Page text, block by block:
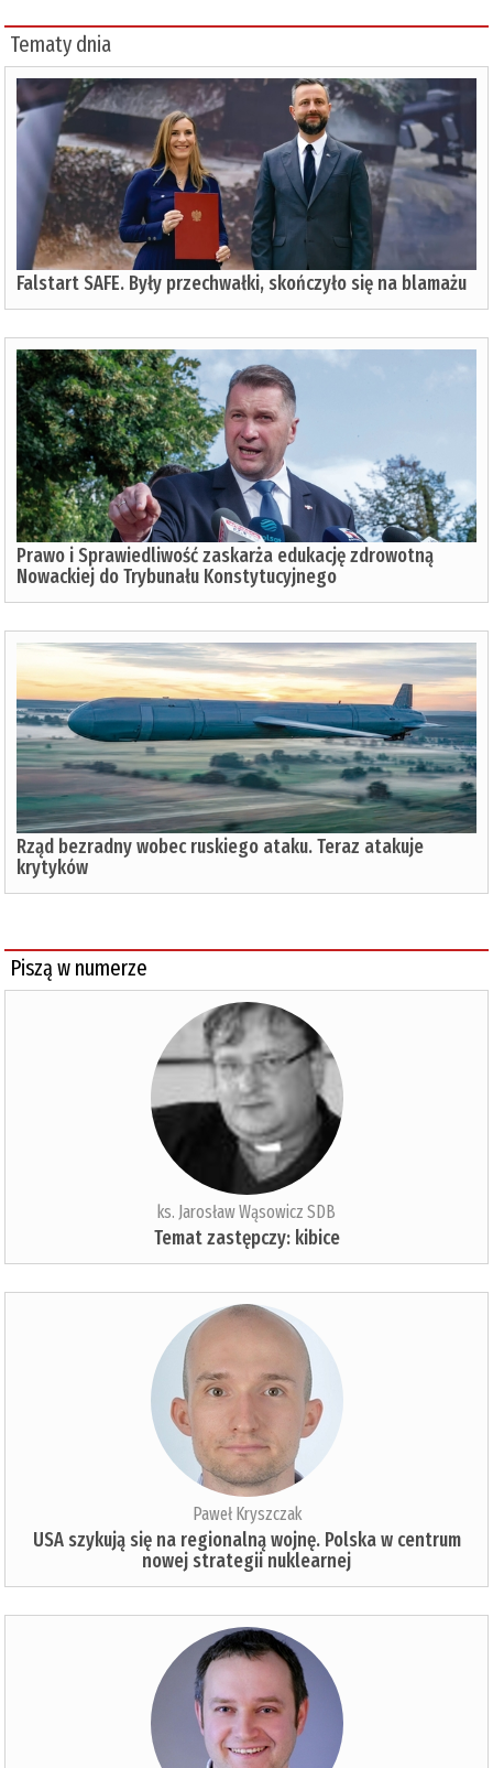
Tematy dnia
Falstart SAFE. Były przechwałki, skończyło się na blamażu
Prawo i Sprawiedliwość zaskarża edukację zdrowotną
Nowackiej do Trybunału Konstytucyjnego
Rząd bezradny wobec ruskiego ataku. Teraz atakuje
krytyków
Piszą w numerze
ks. Jarosław Wąsowicz SDB
Temat zastępczy: kibice
Paweł Kryszczak
USA szykują się na regionalną wojnę. Polska w centrum
nowej strategii nuklearnej